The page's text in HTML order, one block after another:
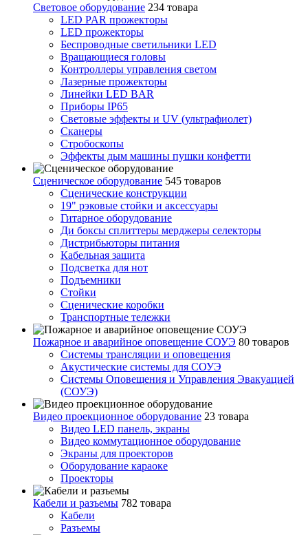
Световое оборудование 234 товара
LED PAR прожекторы
LED прожекторы
Беспроводные светильники LED
Вращающиеся головы
Контроллеры управления светом
Лазерные прожекторы
Линейки LED BAR
Приборы IP65
Световые эффекты и UV (ультрафиолет)
Сканеры
Стробоскопы
Эффекты дым машины пушки конфетти
Сценическое оборудование 545 товаров
Сценические конструкции
19" рэковые стойки и аксесcуары
Гитарное оборудование
Ди боксы сплиттеры мерджеры селекторы
Дистрибьюторы питания
Кабельная защита
Подсветка для нот
Подъемники
Стойки
Сценические коробки
Транспортные тележки
Пожарное и аварийное оповещение СОУЭ 80 товаров
Cистемы трансляции и оповещения
Акустические системы для СОУЭ
Системы Оповещения и Управления Эвакуацией
(СОУЭ)
Видео проекционное оборудование 23 товара
Видео LED панель, экраны
Видео коммутационное оборудование
Экраны для проекторов
Оборудование караоке
Проекторы
Кабели и разъемы 782 товара
Кабели
Разъемы